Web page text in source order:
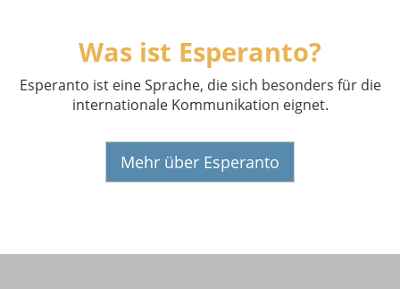
Was ist Esperanto?
Esperanto ist eine Sprache, die sich besonders für die
internationale Kommunikation eignet.
Mehr über Esperanto